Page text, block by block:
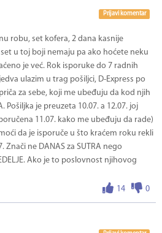
Prijavi komentar
robu, set kofera, 2 dana kasnije
u toj boji nemaju pa ako hoćete neku
je već. Rok isporuke do 7 radnih
ulazim u trag pošiljci, D-Express po
za sebe, koji me ubeđuju da kod njih
Pošiljka je preuzeta 10.07. a 12.07. joj
11.07. kako me ubeđuju da rade)
da je isporuče u što kraćem roku rekli
ne DANAS za SUTRA nego
Ako je to poslovnost njihovog
14
0